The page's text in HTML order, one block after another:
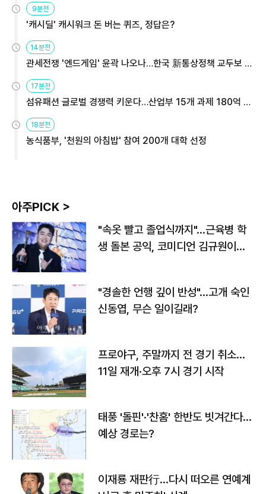
9분전
'캐시딜' 캐시워크 돈 버는 퀴즈, 정답은?
14분전
관세전쟁 '엔드게임' 윤곽 나오나…한국 新통상정책 교두보 활
용해야
17분전
섬유패션 글로벌 경쟁력 키운다…산업부 15개 과제 180억 지
원
18분전
농식품부, '천원의 아침밥' 참여 200개 대학 선정
아주PICK >
"속옷 빨고 졸업식까지"…근육병 학
생 돌본 공익, 코미디언 김규원이었
"경솔한 언행 깊이 반성"…고개 숙인
신동엽, 무슨 일이길래?
프로야구, 주말까지 전 경기 취소…
11일 재개·오후 7시 경기 시작
태풍 '돌핀'·'찬홈' 한반도 빗겨간다…
예상 경로는?
이재룡 재판行…다시 떠오른 연예계